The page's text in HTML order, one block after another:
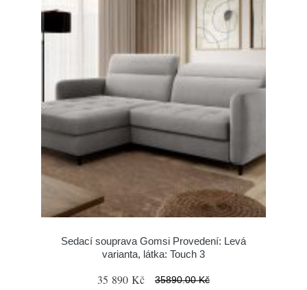
Sedací souprava Gomsi Provedení: Levá
varianta, látka: Touch 3
35 890 Kč 35890.00 Kč